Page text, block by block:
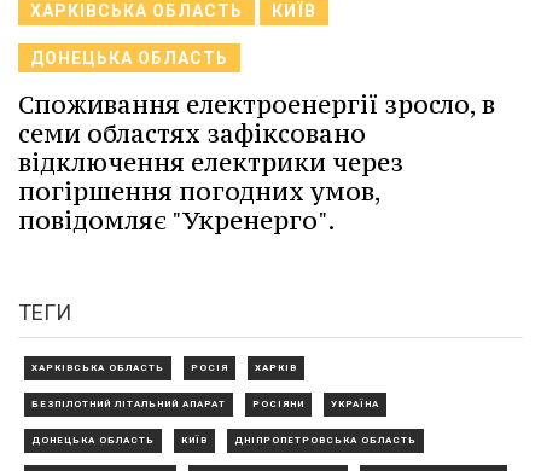
ХАРКІВСЬКА ОБЛАСТЬ КИЇВ
ДОНЕЦЬКА ОБЛАСТЬ
Споживання електроенергії зросло, в
семи областях зафіксовано
відключення електрики через
погіршення погодних умов,
повідомляє "Укренерго".
ТЕГИ
ХАРКІВСЬКА ОБЛАСТЬ РОСІЯ ХАРКІВ
БЕЗПІЛОТНИЙ ЛІТАЛЬНИЙ АПАРАТ РОСІЯНИ УКРАЇНА
ДОНЕЦЬКА ОБЛАСТЬ КИЇВ ДНІПРОПЕТРОВСЬКА ОБЛАСТЬ